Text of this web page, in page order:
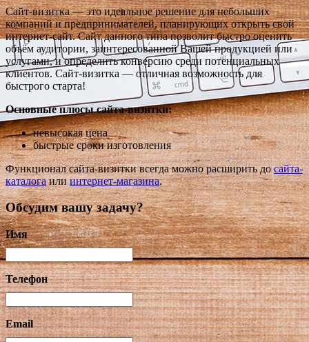
Сайт-визитка — это идеальное решение для небольших
компаний и предпринимателей, планирующих открыть свой
интернет-сайт. Сайт данного типа позволит быстро оценить
объём аудитории, заинтересованной Вашей продукцией или
услугами, и определить конверсию среди потенциальных
клиентов. Сайт-визитка — отличная возможность для
быстрого старта!
Основные плюсы сайта-визитки:
невысокая цена
быстрые сроки изготовления
Функционал сайта-визитки всегда можно расширить досайта-
каталогаилиинтернет-магазина.
Обсудим вашу задачу?
Имя
Телефон
Email